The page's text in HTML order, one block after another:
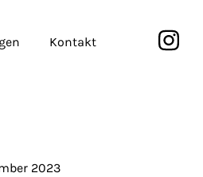
Kontakt
2023